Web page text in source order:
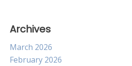
Archives
March 2026
February 2026